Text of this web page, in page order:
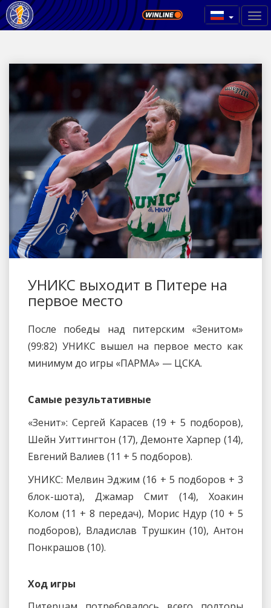
УНИКС выходит в Питере на
первое место
После победы над питерским «Зенитом»
(99:82) УНИКС вышел на первое место как
минимум до игры «ПАРМА» — ЦСКА.
Самые результативные
«Зенит»: Сергей Карасев (19 + 5 подборов),
Шейн Уиттингтон (17), Демонте Харпер (14),
Евгений Валиев (11 + 5 подборов).
УНИКС: Мелвин Эджим (16 + 5 подборов + 3
блок-шота), Джамар Смит (14), Хоакин
Колом (11 + 8 передач), Морис Ндур (10 + 5
подборов), Владислав Трушкин (10), Антон
Понкрашов (10).
Ход игры